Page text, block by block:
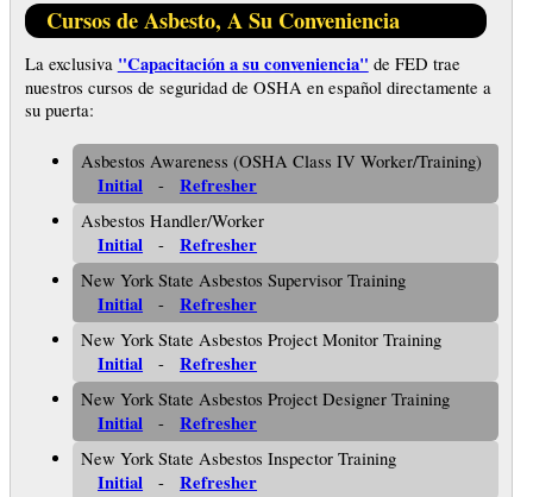
Cursos de Asbesto, A Su Conveniencia
La exclusiva "Capacitación a su conveniencia" de FED trae
nuestros cursos de seguridad de OSHA en español directamente a
su puerta:
Asbestos Awareness (OSHA Class IV Worker/Training)
Initial -Refresher
Asbestos Handler/Worker
Initial -Refresher
New York State Asbestos Supervisor Training
Initial -Refresher
New York State Asbestos Project Monitor Training
Initial -Refresher
New York State Asbestos Project Designer Training
Initial -Refresher
New York State Asbestos Inspector Training
Initial -Refresher